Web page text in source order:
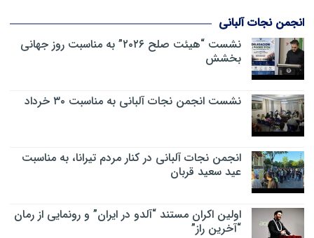
انجمن نجات آلبانی
نشست “هیئت صلح ۲۰۲۶” به مناسبت روز جهانی
بخشش
نشست انجمن نجات آلبانی به مناسبت ۳۰ خرداد
انجمن نجات آلبانی در کنار مردم تیرانا، به مناسبت
عید سعید قربان
اولین اکران مستند “آلدو در ایران” و رونمایی از رمان
“آخرین راز”